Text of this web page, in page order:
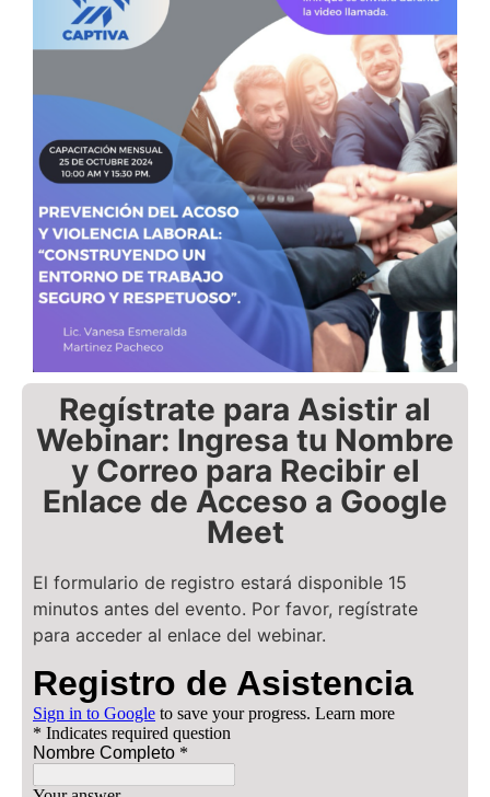
Regístrate para Asistir al
Webinar: Ingresa tu Nombre
y Correo para Recibir el
Enlace de Acceso a Google
Meet
El formulario de registro estará disponible 15
minutos antes del evento. Por favor, regístrate
para acceder al enlace del webinar.